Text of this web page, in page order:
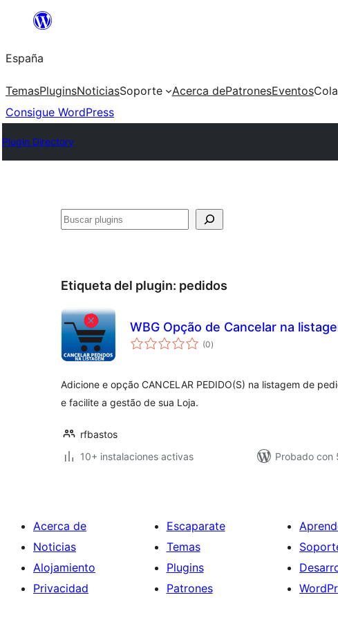
Saltar
contenido
España
TemasPluginsNoticiasSoporte Acerca dePatronesEventos
Consigue WordPress
Plugin Directory
Buscar
Etiqueta del plugin: pedidos
WBG Opção de Cancelar na
(0valoraciones
en
)
Adicione e opção CANCELAR PEDIDO(S) na listagem de
e facilite a gestão de sua Loja.
rfbastos
10+ instalaciones activas
Probado con
Acerca de
Noticias
Alojamiento
Privacidad
Escaparate
Temas
Plugins
Patrones